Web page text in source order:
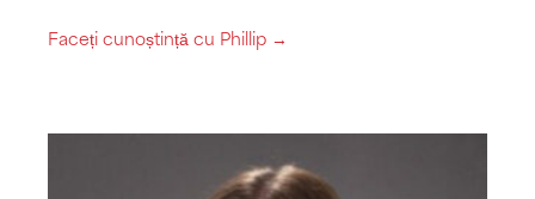
Faceți cunoștință cu Phillip →